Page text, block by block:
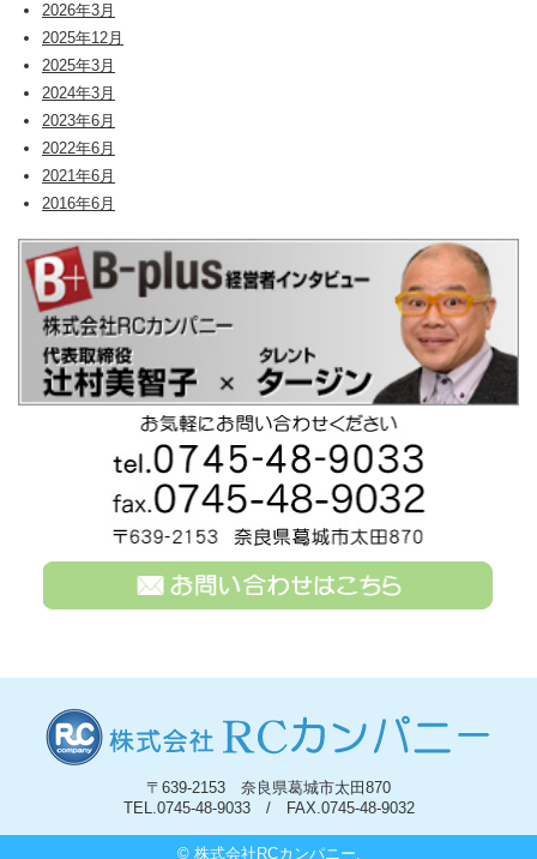
2026年3月
2025年12月
2025年3月
2024年3月
2023年6月
2022年6月
2021年6月
2016年6月
〒639-2153 奈良県葛城市太田870
TEL.0745-48-9033 / FAX.0745-48-9032
© 株式会社RCカンパニー.